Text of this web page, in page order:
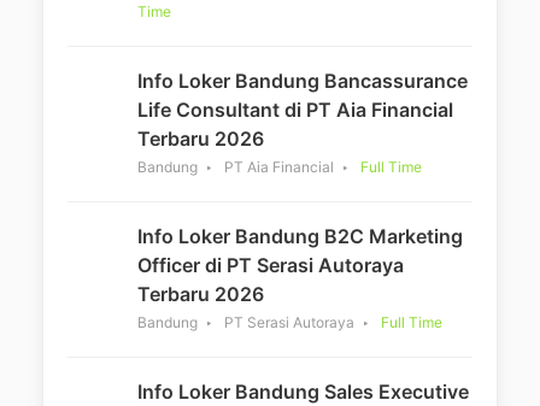
Time
Info Loker Bandung Bancassurance
Life Consultant di PT Aia Financial
Terbaru 2026
Bandung PT Aia Financial Full Time
Info Loker Bandung B2C Marketing
Officer di PT Serasi Autoraya
Terbaru 2026
Bandung PT Serasi Autoraya Full Time
Info Loker Bandung Sales Executive